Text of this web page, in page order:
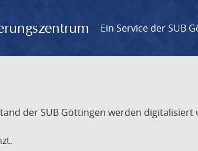
Ein Service der SUB
der SUB Göttingen werden